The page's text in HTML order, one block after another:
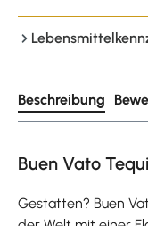
Beschreibung
Buen Vato
Gestatten? Buen